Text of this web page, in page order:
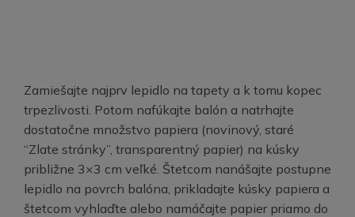
Zamiešajte najprv lepidlo na tapety a k tomu kopec
trpezlivosti. Potom nafúkajte balón a natrhajte
dostatočne množstvo papiera (novinový, staré
“Zlate stránky”, transparentný papier) na kúsky
približne 3×3 cm veľké. Štetcom nanášajte postupne
lepidlo na povrch balóna, prikladajte kúsky papiera a
štetcom vyhlaďte alebo namáčajte papier priamo do